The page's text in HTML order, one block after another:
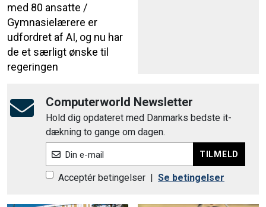
med 80 ansatte /
Gymnasielærere er
udfordret af AI, og nu har
de et særligt ønske til
regeringen
Computerworld Newsletter
Hold dig opdateret med Danmarks bedste it-
dækning to gange om dagen.
Din e-mail TILMELD
Acceptér betingelser Se betingelser